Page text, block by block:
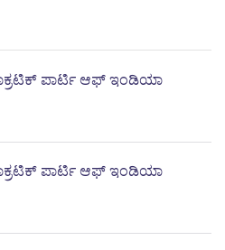
ಪಾರ್ಟಿ ಆಫ್ ಇಂಡಿಯಾ
ಪಾರ್ಟಿ ಆಫ್ ಇಂಡಿಯಾ